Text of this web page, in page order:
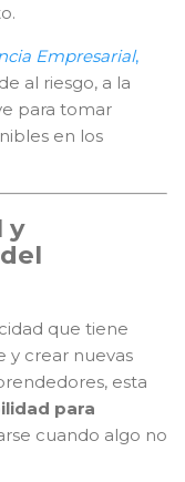
Empresarial,
al riesgo, a la
para tomar
en los
y
que tiene
y crear nuevas
esta
para
cuando algo no